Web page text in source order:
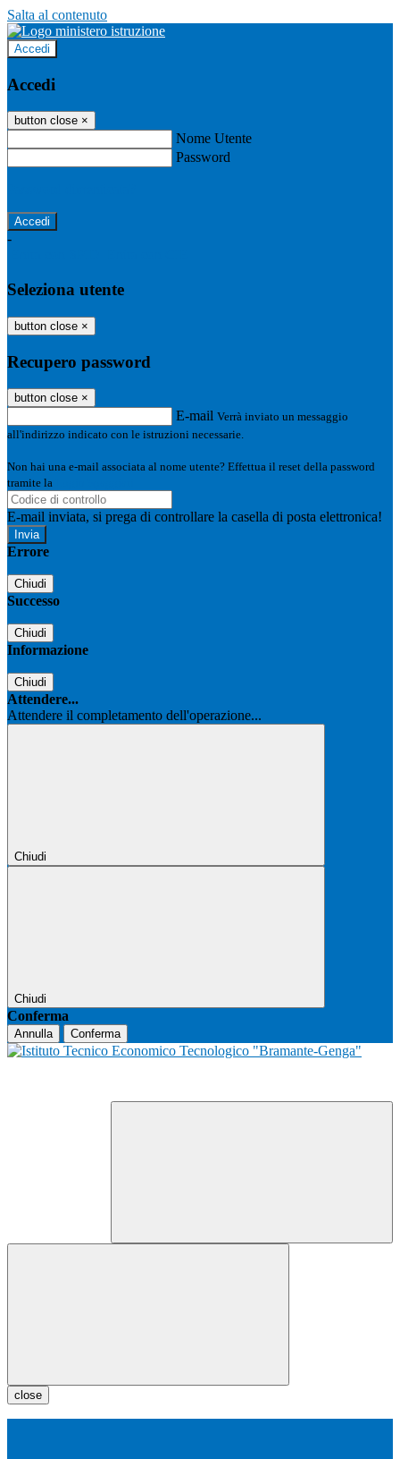
Salta al contenuto
Accedi
Accedi
button close ×
Nome Utente
Password
-
Seleziona utente
button close ×
Recupero password
button close ×
E-mail Verrà inviato un messaggio
all'indirizzo indicato con le istruzioni necessarie.
Non hai una e-mail associata al nome utente? Effettua il reset della password
tramite la
E-mail inviata, si prega di controllare la casella di posta elettronica!
Errore
Chiudi
Successo
Chiudi
Informazione
Chiudi
Attendere...
Attendere il completamento dell'operazione...
Chiudi
Chiudi
Conferma
Annulla Conferma
close